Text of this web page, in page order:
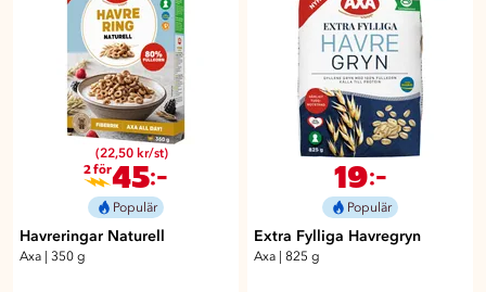
(22,50 kr/st)
2 för45:-
Populär
Havreringar Naturell
Axa | 350 g
19:-
Populär
Extra Fylliga Havregryn
Axa | 825 g